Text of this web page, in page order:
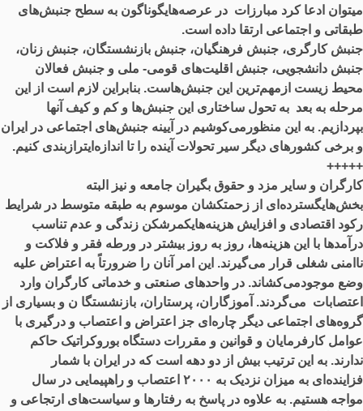
میتوان ادعا کرد مبارزات در عرصه‌هایگوناگون به سطح جنبش‌های
طبقاتی و اجتماعی ارتقا داده است.
جنبش کارگری، جنبش فرهنگیان، جنبش بازنشستگان، جنبش زنان،
جنبش دانشجویی، جنبش اقلیت‌های قومی- ملی و جنبش فعالان
محیط زیست ازمهم‌ترین این جنبش‌هاست. بنابراین لازم است از این
مرحله به بعد به تحول ساختاری این جنبش‌ها و کم و کیف آنها
بپردازیم. به این منظورمی‌کوشیم در آیینه جنبش‌های اجتماعی در ایران
و برخی کشورهای دیگر سیر تحولات آینده را تا اندازه‌ایترازبندی کنیم.
+++++
کارگران و سایر مزد و حقوق بگیران جامعه و نیز البته
بخش‌هایگسترده‌ای از زحمتکشان موسوم به طبقه متوسط در شرایط
رکود اقتصادی و افزایش هزینه‌هایکمرشکن زندگی و عدم تناسب
درآمدها با این هزینه‌ها، روز به روز بیشتر در ورطه فقر و فلاکت و
ناامنی شغلی قرار می‌گیرند. این امر آنان را ضرورتاً به اعتراض علیه
وضع موجودمی‌کشاند. در واحدهای صنعتی و خدماتی کارگران وارد
اعتصابات می‌گردند. آموزگاران، پرستاران، بازنشستگا ن و بسیاری از
گروه‌های اجتماعی دیگر چاره‌ای جز اعتراض و اعتصاب و درگیری با
عوامل کارفرمایان و قوانین و مقررات دستگاه بوروکراتیک حاکم
ندارند. به این ترتیب بیش از دو دهه است که در ایران با شمار
فزاینده‌ای به میزان نزدیک به ۲۰۰۰ اعتصاب و راهپیمایی در سال
مواجه هستیم. به علاوه در پاسخ به رفتارها و سیاست‌های ارتجاعی و